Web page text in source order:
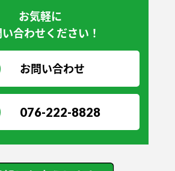
お気軽に
合わせください！
お問い合わせ
076-222-8828